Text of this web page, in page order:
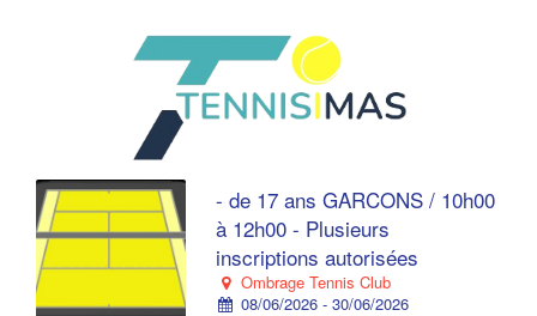
- de 17 ans GARCONS / 10h00
à 12h00 - Plusieurs
inscriptions autorisées
Ombrage Tennis Club
08/06/2026 - 30/06/2026